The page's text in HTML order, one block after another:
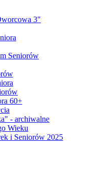
3"
Seniorów
60+
- archiwalne
Wieku
i Seniorów 2025